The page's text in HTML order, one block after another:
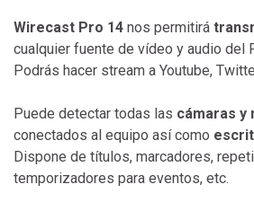
Wirecast Pro 14 nos permitirá
cualquier fuente de vídeo y audio del
Podrás hacer stream a Youtube,
Puede detectar todas las cámaras y
conectados al equipo así como
Dispone de títulos, marcadores,
temporizadores para eventos, etc.